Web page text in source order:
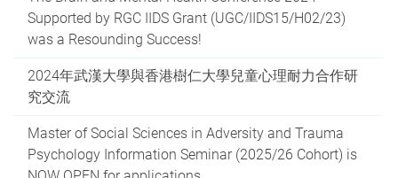
Supported by RGC IIDS Grant (UGC/IIDS15/H02/23)
was a Resounding Success!
2024年武漢大學與香港樹仁大學兒童心理耐力合作研
究交流
Master of Social Sciences in Adversity and Trauma
Psychology Information Seminar (2025/26 Cohort) is